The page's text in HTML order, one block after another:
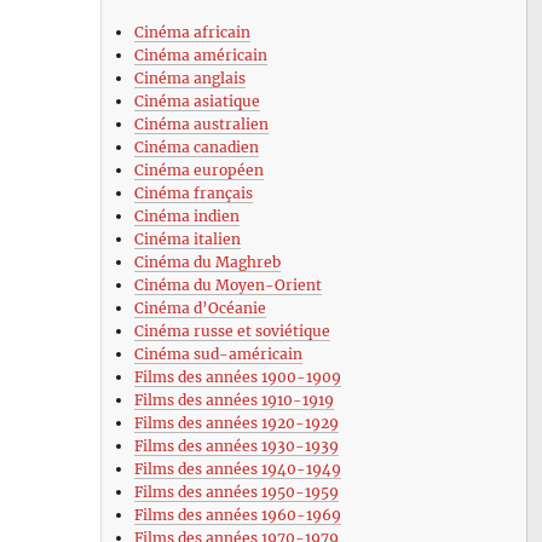
Cinéma africain
Cinéma américain
Cinéma anglais
Cinéma asiatique
Cinéma australien
Cinéma canadien
Cinéma européen
Cinéma français
Cinéma indien
Cinéma italien
Cinéma du Maghreb
Cinéma du Moyen-Orient
Cinéma d’Océanie
Cinéma russe et soviétique
Cinéma sud-américain
Films des années 1900-1909
Films des années 1910-1919
Films des années 1920-1929
Films des années 1930-1939
Films des années 1940-1949
Films des années 1950-1959
Films des années 1960-1969
Films des années 1970-1979